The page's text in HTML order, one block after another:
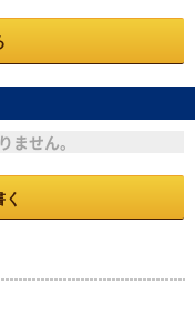
ません。